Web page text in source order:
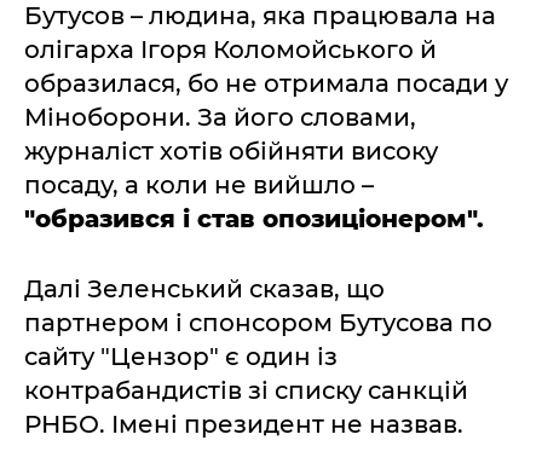
Бутусов – людина, яка працювала на
олігарха Ігоря Коломойського й
образилася, бо не отримала посади у
Міноборони. За його словами,
журналіст хотів обійняти високу
посаду, а коли не вийшло –
"образився і став опозиціонером".
Далі Зеленський сказав, що
партнером і спонсором Бутусова по
сайту "Цензор" є один із
контрабандистів зі списку санкцій
РНБО. Імені президент не назвав.